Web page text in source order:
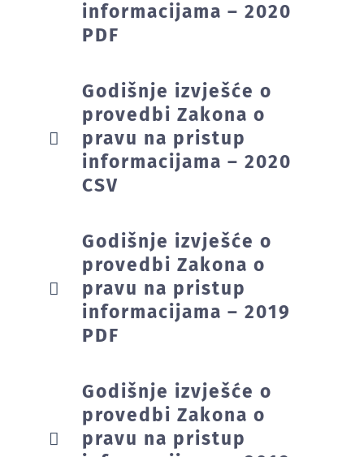
informacijama – 2020
PDF
Godišnje izvješće o
provedbi Zakona o
pravu na pristup
informacijama – 2020
CSV
Godišnje izvješće o
provedbi Zakona o
pravu na pristup
informacijama – 2019
PDF
Godišnje izvješće o
provedbi Zakona o
pravu na pristup